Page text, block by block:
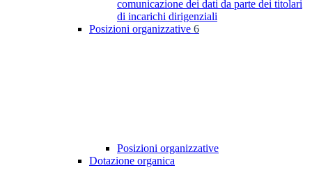
comunicazione dei dati da parte dei titolari
di incarichi dirigenziali
Posizioni organizzative 6
Posizioni organizzative
Dotazione organica